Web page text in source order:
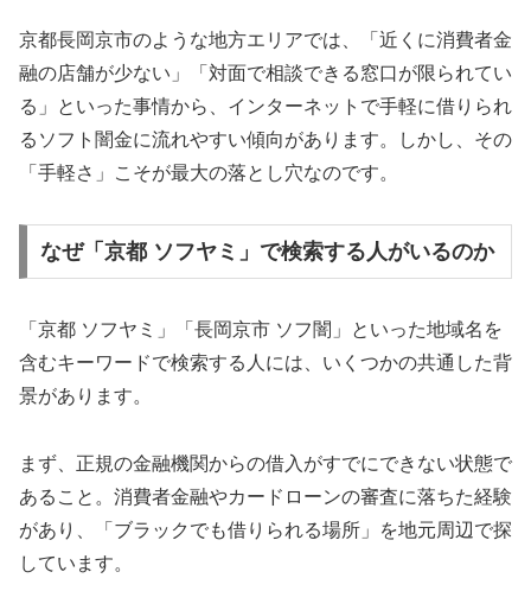
京都長岡京市のような地方エリアでは、「近くに消費者金
融の店舗が少ない」「対面で相談できる窓口が限られてい
る」といった事情から、インターネットで手軽に借りられ
るソフト闇金に流れやすい傾向があります。しかし、その
「手軽さ」こそが最大の落とし穴なのです。
なぜ「京都 ソフヤミ」で検索する人がいるのか
「京都 ソフヤミ」「長岡京市 ソフ闇」といった地域名を
含むキーワードで検索する人には、いくつかの共通した背
景があります。
まず、正規の金融機関からの借入がすでにできない状態で
あること。消費者金融やカードローンの審査に落ちた経験
があり、「ブラックでも借りられる場所」を地元周辺で探
しています。